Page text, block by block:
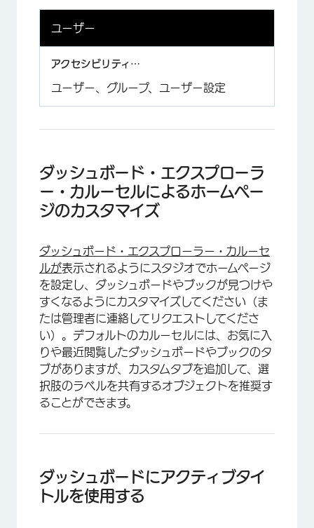
ユーザー
ユーザー、グループ、ユーザー設定
ダッシュボード・エクスプローラ
ー・カルーセルによるホームペー
ジのカスタマイズ
ダッシュボード・エクスプローラー・カルーセ
ルが表示されるようにスタジオでホームページ
を設定し、ダッシュボードやブックが見つけや
すくなるようにカスタマイズしてください（ま
たは管理者に連絡してリクエストしてくださ
い）。デフォルトのカルーセルには、お気に入
りや最近閲覧したダッシュボードやブックのタ
ブがありますが、カスタムタブを追加して、選
択肢のラベルを共有するオブジェクトを推奨す
ることができます。
ダッシュボードにアクティブタイ
トルを使用する